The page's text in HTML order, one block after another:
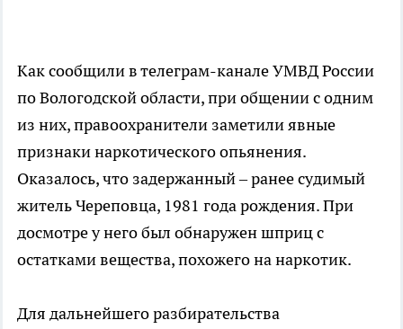
Как сообщили в телеграм-канале УМВД России
по Вологодской области, при общении с одним
из них, правоохранители заметили явные
признаки наркотического опьянения.
Оказалось, что задержанный – ранее судимый
житель Череповца, 1981 года рождения. При
досмотре у него был обнаружен шприц с
остатками вещества, похожего на наркотик.
Для дальнейшего разбирательства